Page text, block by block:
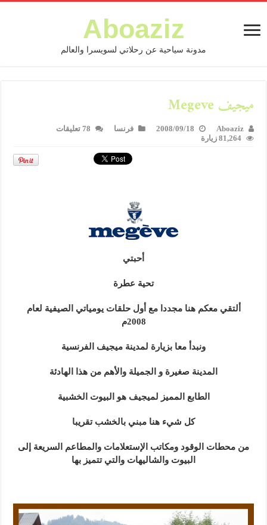
Aboaziz
مدونة سياحية عن رحلاتي لسويسرا والعالم
ميجيف Megeve
Aboaziz
2008/09/18 فرنسا
78 تعليقات
81,264 زيارة
أحبتي
تحية عطرة
ألتقي معكم هنا مجددا مع أول حلقات يومياتي الصيفية لعام
2008م
ونبدأ معا بزيارة لمدينة ميجيف الفرنسية
المدينة صغيرة و الجميلة والأهم من هذا الهادئة
الطابع المميز لميجيف هو البيوت الخشبية
كل شيء هنا مبني بالخشب تقريبا
من محطات الوقود ومكاتب الإستعلامات والمطاعم السريعة إلى
البيوت والشاليهات والتي تتميز بها